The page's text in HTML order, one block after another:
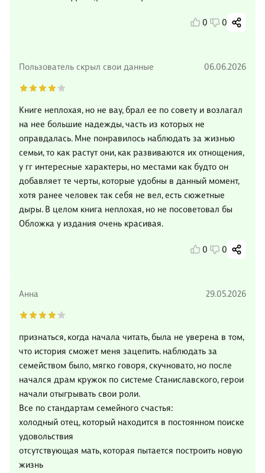
0 0
Пользователь скрыл свои данные 06.06.2026
Книге неплохая, но не вау, брал ее по совету и возлагал
на нее большие надежды, часть из которых не
оправдалась. Мне понравилось наблюдать за жизнью
семьи, то как растут они, как развиваются их отнощения,
у гг интересные характеры, но местами как будто он
добавляет те черты, которые удобны в данный момент,
хотя ранее человек так себя не вел, есть сюжетные
дыры. В целом книга неплохая, но не посоветовал бы
Обложка у издания очень красивая.
0 0
Анна 29.05.2026
признаться, когда начала читать, была не уверена в том,
что история сможет меня зацепить. наблюдать за
семейством было, мягко говоря, скучновато, но после
начался драм кружок по системе Станиславского, герои
начали отыгрывать свои роли.
Все по стандартам семейного счастья:
холодный отец, который находится в постоянном поиске
удовольствия
отсутствующая мать, которая пытается построить новую
жизнь